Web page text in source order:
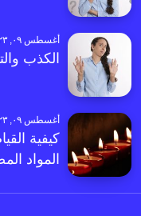
أغسطس ٠٩, ٢٠٢٣
الكذب
أغسطس ٠٩, ٢٠٢٣
كيفية
المواد